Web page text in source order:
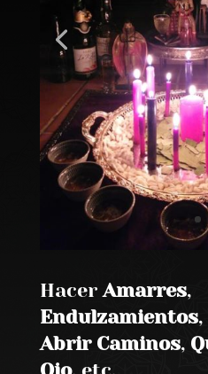
Hacer Amarres,
Endulzamientos,
Abrir Caminos,